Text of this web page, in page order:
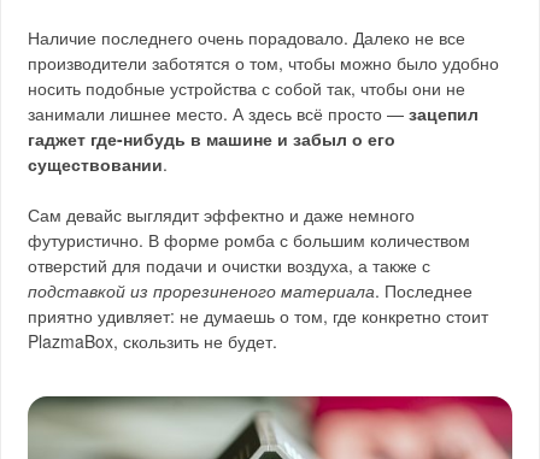
Наличие последнего очень порадовало. Далеко не все
производители заботятся о том, чтобы можно было удобно
носить подобные устройства с собой так, чтобы они не
занимали лишнее место. А здесь всё просто —зацепил
гаджет где-нибудь в машине и забыл о его
существовании.
Сам девайс выглядит эффектно и даже немного
футуристично. В форме ромба с большим количеством
отверстий для подачи и очистки воздуха, а также с
подставкой из прорезиненого материала. Последнее
приятно удивляет: не думаешь о том, где конкретно стоит
PlazmaBox, скользить не будет.